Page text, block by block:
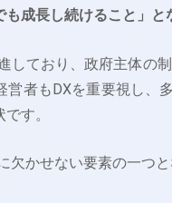
成長し続けること」と
しており、政府主体の
営者もDXを重要視し、
す。
欠かせない要素の一つと